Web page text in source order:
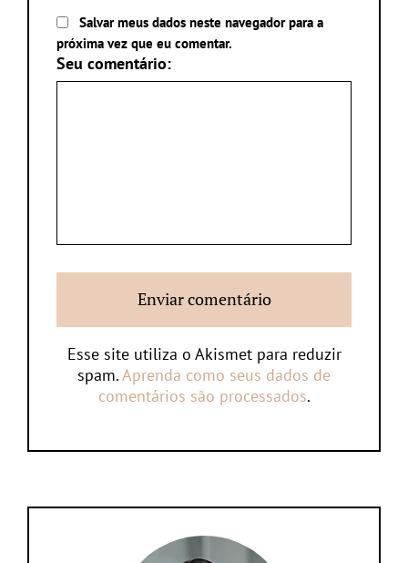
Salvar meus dados neste navegador para a
próxima vez que eu comentar.
Seu comentário:
Esse site utiliza o Akismet para reduzir
spam.Aprenda como seus dados de
comentários são processados.